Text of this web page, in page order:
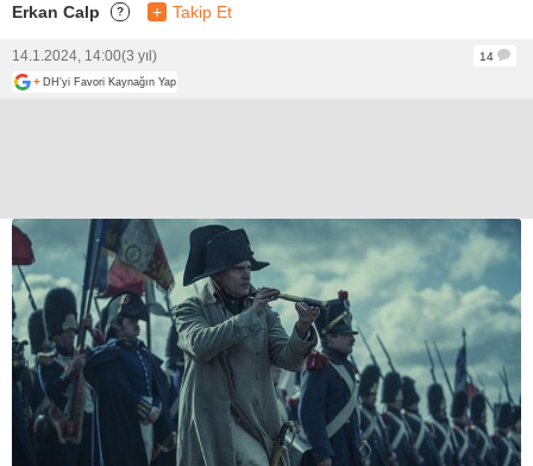
Erkan Calp ? + Takip Et
14.1.2024, 14:00(3 yıl)
14
+ DH'yi Favori Kaynağın Yap